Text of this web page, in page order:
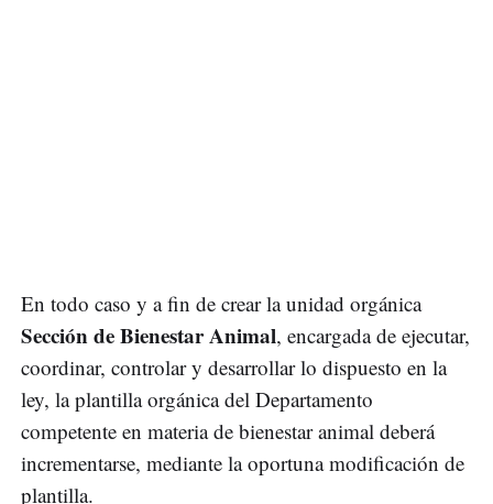
En todo caso y a fin de crear la unidad orgánica
Sección de Bienestar Animal, encargada de ejecutar,
coordinar, controlar y desarrollar lo dispuesto en la
ley, la plantilla orgánica del Departamento
competente en materia de bienestar animal deberá
incrementarse, mediante la oportuna modificación de
plantilla.